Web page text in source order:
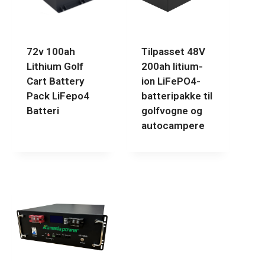
72v 100ah
Lithium Golf
Cart Battery
Pack LiFepo4
Batteri
Tilpasset 48V
200ah litium-
ion LiFePO4-
batteripakke til
golfvogne og
autocampere